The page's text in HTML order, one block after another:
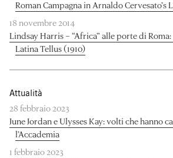
Roman Campagna in Arnaldo Cervesato’s
18 novembre 2014
Lindsay Harris – “Africa” alle porte di
Latina Tellus (1910)
Attualità
28 febbraio 2023
June Jordan e Ulysses Kay: volti che hanno
l’Accademia
1 febbraio 2023